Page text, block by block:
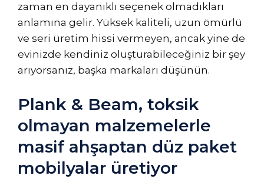
zaman en dayanıklı seçenek olmadıkları
anlamına gelir. Yüksek kaliteli, uzun ömürlü
ve seri üretim hissi vermeyen, ancak yine de
evinizde kendiniz oluşturabileceğiniz bir şey
arıyorsanız, başka markaları düşünün.
Plank & Beam, toksik
olmayan malzemelerle
masif ahşaptan düz paket
mobilyalar üretiyor